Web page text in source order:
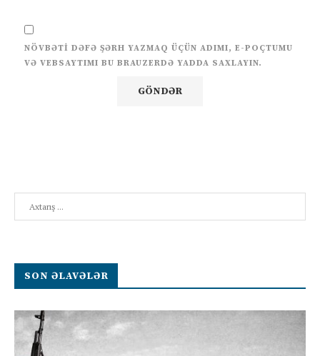
NÖVBƏTI DƏFƏ ŞƏRH YAZMAQ ÜÇÜN ADIMI, E-POÇTUMU
VƏ VEBSAYTIMI BU BRAUZERDƏ YADDA SAXLAYIN.
SON ƏLAVƏLƏR